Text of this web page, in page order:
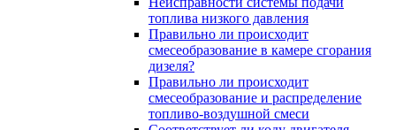
топлива низкого давления
Правильно ли происходит
смесеобразование в камере сгорания
дизеля?
Правильно ли происходит
смесеобразование и распределение
топливо-воздушной смеси